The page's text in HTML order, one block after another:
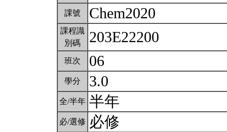
課號 Chem2020
課程識
別碼
203E22200
班次 06
學分 3.0
全/半年 半年
必/選修 必修